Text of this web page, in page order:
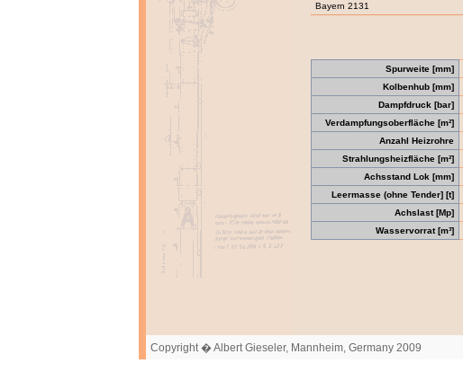
Bayern 2131
Spurweite [mm]
Kolbenhub [mm]
Dampfdruck [bar]
Verdampfungsoberfläche [m²]
Anzahl Heizrohre
Strahlungsheizfläche [m²]
Achsstand Lok [mm]
Leermasse (ohne Tender] [t]
Achslast [Mp]
Wasservorrat [m³]
Copyright � Albert Gieseler, Mannheim, Germany 2009